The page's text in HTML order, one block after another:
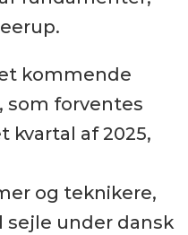
kommende
som forventes
kvartal af 2025,
og teknikere,
sejle under dansk